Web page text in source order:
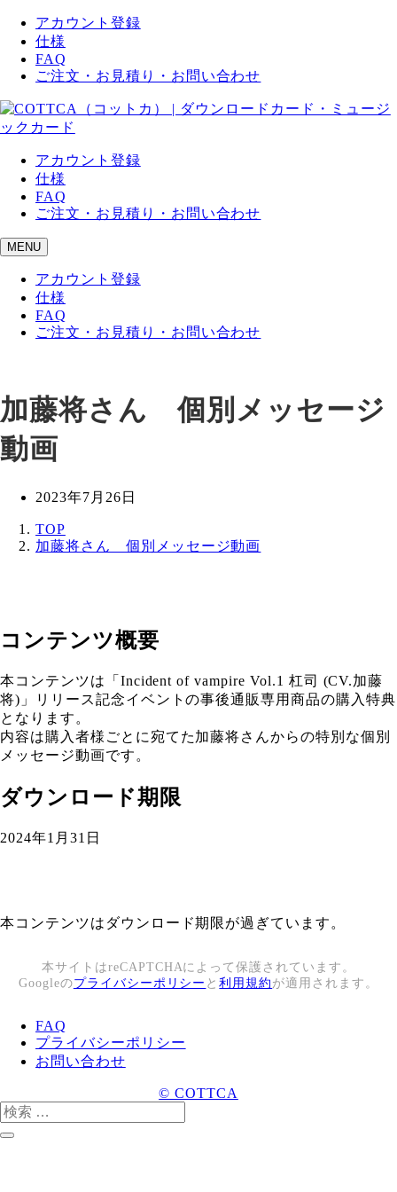
アカウント登録
仕様
FAQ
ご注文・お見積り・お問い合わせ
アカウント登録
仕様
FAQ
ご注文・お見積り・お問い合わせ
MENU
アカウント登録
仕様
FAQ
ご注文・お見積り・お問い合わせ
加藤将さん 個別メッセージ
動画
投
日
2023年7月26日
TOP
加藤将さん 個別メッセージ動画
コンテンツ概要
本コンテンツは「Incident of vampire Vol.1 杠司 (CV.加藤
将)」リリース記念イベントの事後通販専用商品の購入特典
となります。
内容は購入者様ごとに宛てた加藤将さんからの特別な個別
メッセージ動画です。
ダウンロード期限
2024年1月31日
本コンテンツはダウンロード期限が過ぎています。
本サイトはreCAPTCHAによって保護されています。
Googleのプライバシーポリシー と利用規約 が適用されます。
FAQ
プライバシーポリシー
お問い合わせ
© COTTCA
検
索